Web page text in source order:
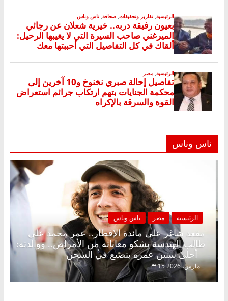
ناس وناس
الرئيسية مصر
مقعد شاغر على مائدة
طالب الهندسة يشكو معاناته من
أحلى سنين عمره بتضيع في السجن
15 مارس، 2026
بلا زينة رمضان.. د.
في انتظار حلم